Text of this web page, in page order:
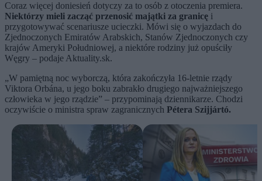
Coraz więcej doniesień dotyczy za to osób z otoczenia premiera.
Niektórzy mieli zacząć przenosić majątki za granicę i
przygotowywać scenariusze ucieczki. Mówi się o wyjazdach do
Zjednoczonych Emiratów Arabskich, Stanów Zjednoczonych czy
krajów Ameryki Południowej, a niektóre rodziny już opuściły
Węgry – podaje Aktuality.sk.
„W pamiętną noc wyborczą, która zakończyła 16-letnie rządy
Viktora Orbána, u jego boku zabrakło drugiego najważniejszego
człowieka w jego rządzie” – przypominają dziennikarze. Chodzi
oczywiście o ministra spraw zagranicznych Pétera Szijjártó.